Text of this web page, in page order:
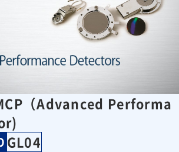
（Advanced Performa
GL04